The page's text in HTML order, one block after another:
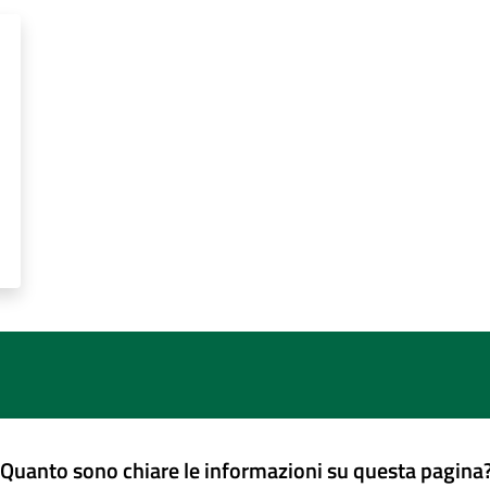
Quanto sono chiare le informazioni su questa